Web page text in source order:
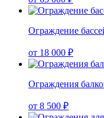
Ограждение
от 18 000 ₽
Ограждения
от 8 500 ₽